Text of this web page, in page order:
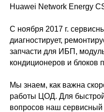
Huawei Network Energy
С ноября 2017 г.
диагностирует,
запчасти для ИБП,
кондиционеров и блоков
Мы знаем, как важна
работы ЦОД. Для
вопросов наш сервисный